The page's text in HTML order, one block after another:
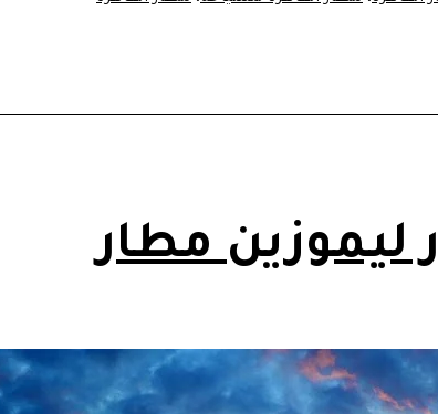
ليموزين مطار